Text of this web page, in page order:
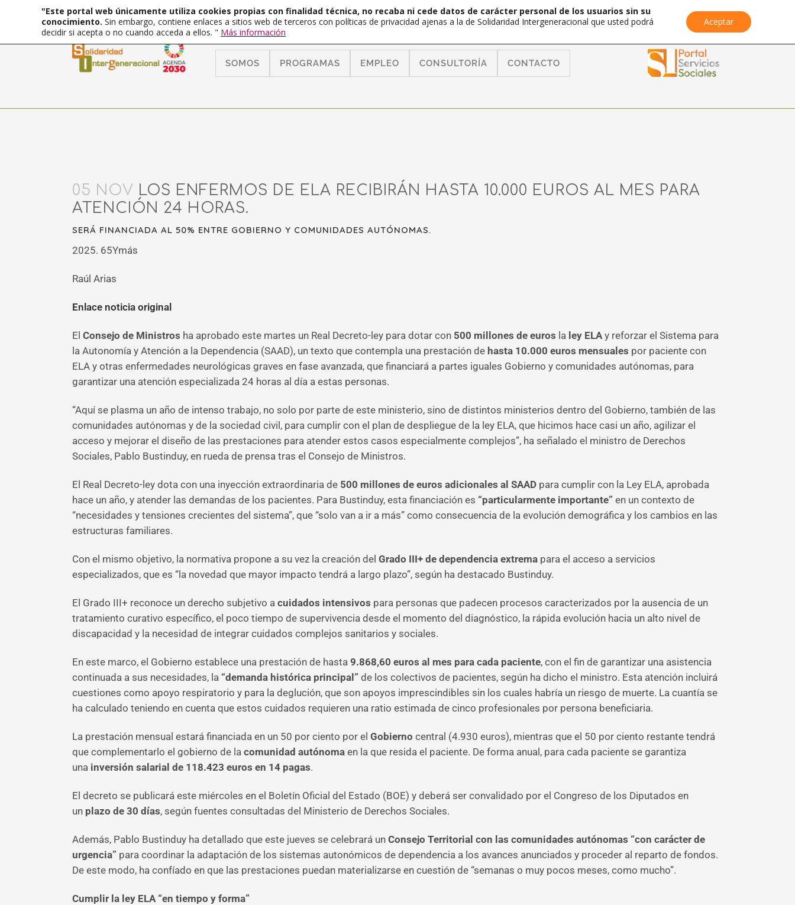
SOMOS PROGRAMAS EMPLEO CONSULTORÍA CONTACTO
05 NOV LOS ENFERMOS DE ELA RECIBIRÁN HASTA 10.000 EUROS AL MES PARA
ATENCIÓN 24 HORAS.
SERÁ FINANCIADA AL 50% ENTRE GOBIERNO Y COMUNIDADES AUTÓNOMAS.
2025. 65Ymás
Raúl Arias
Enlace noticia original
El Consejo de Ministros ha aprobado este martes un Real Decreto-ley para dotar con 500 millones de euros la ley ELAy reforzar el Sistema para
la Autonomía y Atención a la Dependencia (SAAD), un texto que contempla una prestación de hasta 10.000 euros mensuales por paciente con
ELA y otras enfermedades neurológicas graves en fase avanzada, que financiará a partes iguales Gobierno y comunidades autónomas, para
garantizar una atención especializada 24 horas al día a estas personas.
“Aquí se plasma un año de intenso trabajo, no solo por parte de este ministerio, sino de distintos ministerios dentro del Gobierno, también de las
comunidades autónomas y de la sociedad civil, para cumplir con el plan de despliegue de la ley ELA, que hicimos hace casi un año, agilizar el
acceso y mejorar el diseño de las prestaciones para atender estos casos especialmente complejos”, ha señalado el ministro de Derechos
Sociales, Pablo Bustinduy, en rueda de prensa tras el Consejo de Ministros.
El Real Decreto-ley dota con una inyección extraordinaria de 500 millones de euros adicionales al SAAD para cumplir con la Ley ELA, aprobada
hace un año, y atender las demandas de los pacientes. Para Bustinduy, esta financiación es “particularmente importante” en un contexto de
“necesidades y tensiones crecientes del sistema”, que “solo van a ir a más” como consecuencia de la evolución demográfica y los cambios en las
estructuras familiares.
Con el mismo objetivo, la normativa propone a su vez la creación del Grado III+ de dependencia extrema para el acceso a servicios
especializados, que es “la novedad que mayor impacto tendrá a largo plazo”, según ha destacado Bustinduy.
El Grado III+ reconoce un derecho subjetivo a cuidados intensivos para personas que padecen procesos caracterizados por la ausencia de un
tratamiento curativo específico, el poco tiempo de supervivencia desde el momento del diagnóstico, la rápida evolución hacia un alto nivel de
discapacidad y la necesidad de integrar cuidados complejos sanitarios y sociales.
En este marco, el Gobierno establece una prestación de hasta 9.868,60 euros al mes para cada paciente, con el fin de garantizar una asistencia
continuada a sus necesidades, la “demanda histórica principal” de los colectivos de pacientes, según ha dicho el ministro. Esta atención incluirá
cuestiones como apoyo respiratorio y para la deglución, que son apoyos imprescindibles sin los cuales habría un riesgo de muerte. La cuantía se
ha calculado teniendo en cuenta que estos cuidados requieren una ratio estimada de cinco profesionales por persona beneficiaria.
La prestación mensual estará financiada en un 50 por ciento por el Gobierno central (4.930 euros), mientras que el 50 por ciento restante tendrá
que complementarlo el gobierno de la comunidad autónoma en la que resida el paciente. De forma anual, para cada paciente se garantiza
una inversión salarial de 118.423 euros en 14 pagas.
El decreto se publicará este miércoles en el Boletín Oficial del Estado (BOE) y deberá ser convalidado por el Congreso de los Diputados en
un plazo de 30 días, según fuentes consultadas del Ministerio de Derechos Sociales.
Además, Pablo Bustinduy ha detallado que este jueves se celebrará un Consejo Territorial con las comunidades autónomas “con carácter de
urgencia” para coordinar la adaptación de los sistemas autonómicos de dependencia a los avances anunciados y proceder al reparto de fondos.
De este modo, ha confíado en que las prestaciones puedan materializarse en cuestión de “semanas o muy pocos meses, como mucho”.
Cumplir la ley ELA “en tiempo y forma”
"Este portal web únicamente utiliza cookies propias con finalidad técnica, no recaba ni cede datos de carácter personal de los usuarios sin su
conocimiento. Sin embargo, contiene enlaces a sitios web de terceros con políticas de privacidad ajenas a la de Solidaridad Intergeneracional que usted podrá
decidir si acepta o no cuando acceda a ellos. " Más información
Aceptar